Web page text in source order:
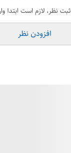
اسپرت به استایل شما
نظر، لازم است
افزودن نظر